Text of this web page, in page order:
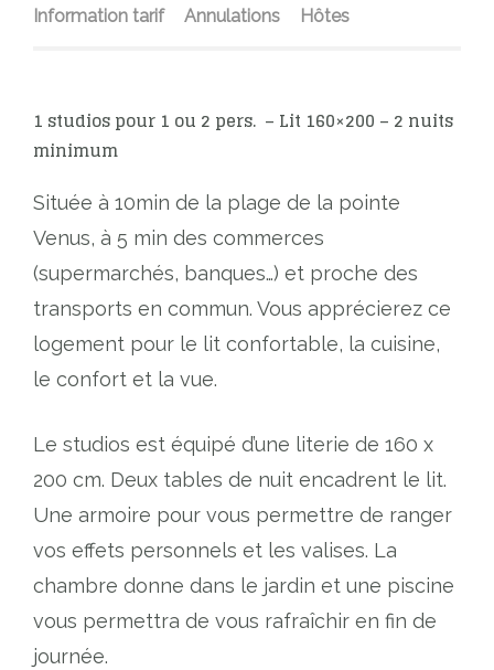
Information tarif Annulations Hôtes
1 studios pour 1 ou 2 pers. – Lit 160×200 – 2 nuits
minimum
Située à 10min de la plage de la pointe
Venus, à 5 min des commerces
(supermarchés, banques…) et proche des
transports en commun. Vous apprécierez ce
logement pour le lit confortable, la cuisine,
le confort et la vue.
Le studios est équipé d’une literie de 160 x
200 cm. Deux tables de nuit encadrent le lit.
Une armoire pour vous permettre de ranger
vos effets personnels et les valises. La
chambre donne dans le jardin et une piscine
vous permettra de vous rafraîchir en fin de
journée.